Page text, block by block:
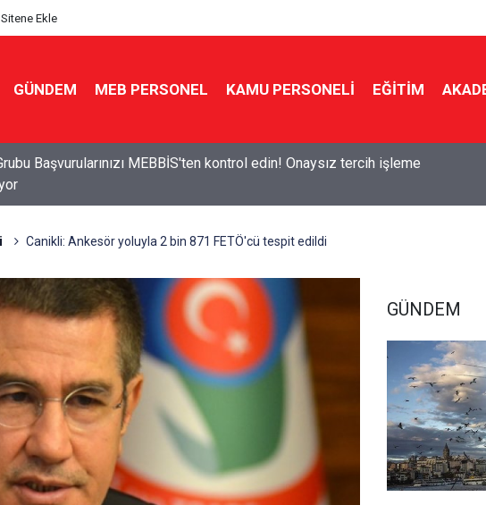
Sitene Ekle
GÜNDEM MEB PERSONEL KAMU PERSONELİ EĞİTİM
ve Sınıf seçimi kurayla! 16 kritere göre sınıf dağıtımı yapılacak
Canikli: Ankesör yoluyla 2 bin 871 FETÖ'cü tespit edildi
GÜNDEM